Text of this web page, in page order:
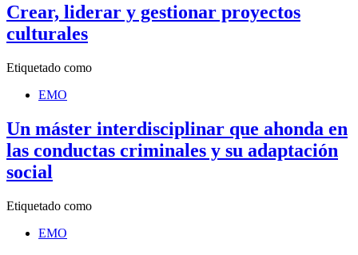
Crear, liderar y gestionar proyectos
culturales
Etiquetado como
EMO
Un máster interdisciplinar que ahonda en
las conductas criminales y su adaptación
social
Etiquetado como
EMO